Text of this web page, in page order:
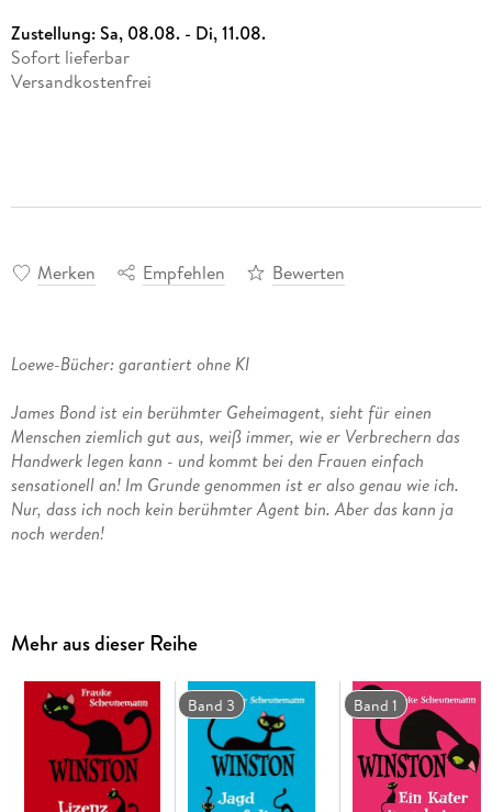
Zustellung:Sa, 08.08. - Di, 11.08.
Sofort lieferbar
Versandkostenfrei
Merken Empfehlen Bewerten
Loewe-Bücher: garantiert ohne KI
James Bond ist ein berühmter Geheimagent, sieht für einen
Menschen ziemlich gut aus, weiß immer, wie er Verbrechern das
Handwerk legen kann - und kommt bei den Frauen einfach
sensationell an! Im Grunde genommen ist er also genau wie ich.
Nur, dass ich noch kein berühmter Agent bin. Aber das kann ja
noch werden!
bleiben! Aber dann wird Kiras Klassenkameradin Emilia
entführt. Jemand erpresst ihre Eltern und die Polizei tappt
völlig im Dunkeln. Ach du heiliges Katzenklo! Jetzt muss
Super-Winston wieder ran.
Denn ein Geheimagent auf vier Pfoten kennt keine Furcht,
wenn es um Verbrecherjagd geht. Na ja, zumindest fast keine.
Und immerhin helfen ihm die Hofkatzen-Gang, eine russische
Großmutter und sein unbeirrbarer Spürsinn!
Mehr aus dieser Reihe
Band 3 Band 1